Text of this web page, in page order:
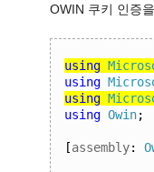
OWIN 쿠키 인증
using
using
using
using Owin;
[assembly: